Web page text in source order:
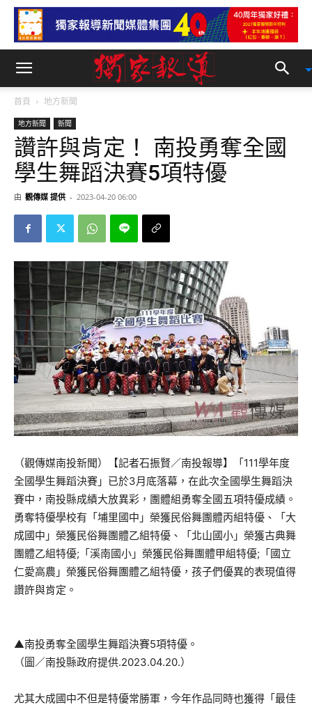
首頁 地方新聞
地方新聞 新聞
讚許與肯定！ 南投勇奪全國
學生舞蹈決賽5項特優
由 觀傳媒 提供 - 2023-04-20 06:00
（觀傳媒南投新聞）【記者石振賢／南投報導】「111學年度
全國學生舞蹈決賽」已於3月底落幕，在此次全國學生舞蹈決
賽中，南投縣成績大放異彩，團體組勇奪全國五項特優成績。
勇奪特優學校有「埔里國中」榮獲民俗舞團體丙組特優、「大
成國中」榮獲民俗舞團體乙組特優、「北山國小」榮獲古典舞
團體乙組特優;「溪南國小」榮獲民俗舞團體甲組特優;「國立
仁愛高農」榮獲民俗舞團體乙組特優，孩子們優異的表現值得
讚許與肯定。
▲南投勇奪全國學生舞蹈決賽5項特優。
（圖／南投縣政府提供.2023.04.20.）
尤其大成國中不但是特優常勝軍，今年作品同時也獲得「最佳